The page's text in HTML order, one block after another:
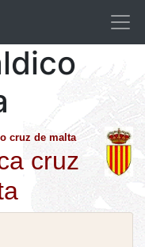
cruz de malta
cruz